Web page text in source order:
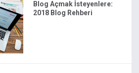
Blog Açmak İsteyenlere:
2018 Blog Rehberi